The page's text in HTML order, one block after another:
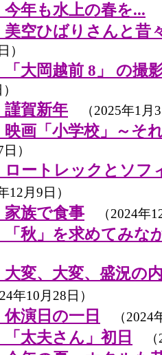
年も水上の春を...
空ひばりさんと昔
）
大岡越前 8」 の撮
賀新年 （2025年1月
画「小学校」～そ
）
ートレックとソフ
月9日）
族で食事 （2024年
秋」を求めてみな
変、大変、盛況の
年10月28日）
演日の一日 （2024
太夫さん」初日 （